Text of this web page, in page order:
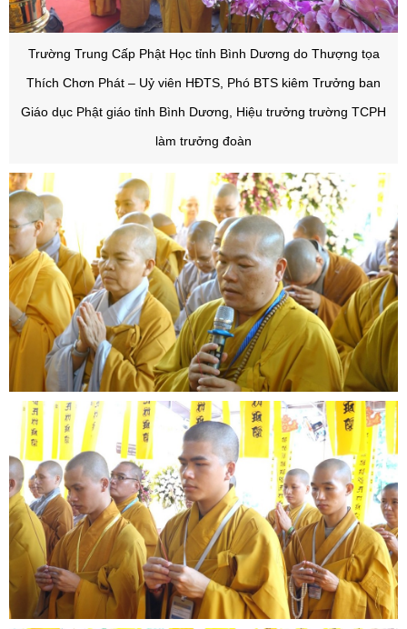
Trường Trung Cấp Phật Học tỉnh Bình Dương do Thượng tọa
Thích Chơn Phát – Uỷ viên HĐTS, Phó BTS kiêm Trưởng ban
Giáo dục Phật giáo tỉnh Bình Dương, Hiệu trưởng trường TCPH
làm trưởng đoàn